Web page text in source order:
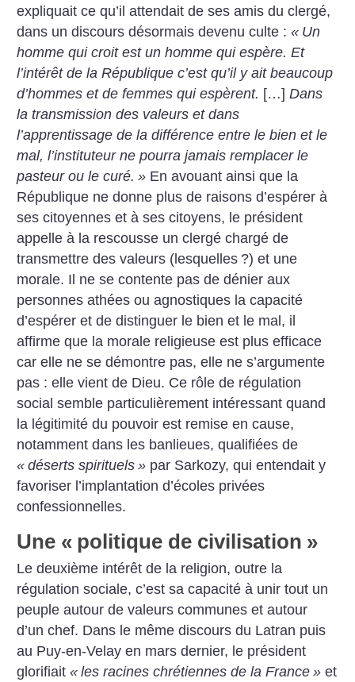
expliquait ce qu’il attendait de ses amis du clergé,
dans un discours désormais devenu culte : « Un
homme qui croit est un homme qui espère. Et
l’intérêt de la République c’est qu’il y ait beaucoup
d’hommes et de femmes qui espèrent. […] Dans
la transmission des valeurs et dans
l’apprentissage de la différence entre le bien et le
mal, l’instituteur ne pourra jamais remplacer le
pasteur ou le curé. » En avouant ainsi que la
République ne donne plus de raisons d’espérer à
ses citoyennes et à ses citoyens, le président
appelle à la rescousse un clergé chargé de
transmettre des valeurs (lesquelles ?) et une
morale. Il ne se contente pas de dénier aux
personnes athées ou agnostiques la capacité
d’espérer et de distinguer le bien et le mal, il
affirme que la morale religieuse est plus efficace
car elle ne se démontre pas, elle ne s’argumente
pas : elle vient de Dieu. Ce rôle de régulation
social semble particulièrement intéressant quand
la légitimité du pouvoir est remise en cause,
notamment dans les banlieues, qualifiées de
« déserts spirituels » par Sarkozy, qui entendait y
favoriser l’implantation d’écoles privées
confessionnelles.
Une « politique de civilisation »
Le deuxième intérêt de la religion, outre la
régulation sociale, c’est sa capacité à unir tout un
peuple autour de valeurs communes et autour
d’un chef. Dans le même discours du Latran puis
au Puy-en-Velay en mars dernier, le président
glorifiait« les racines chrétiennes de la France » et